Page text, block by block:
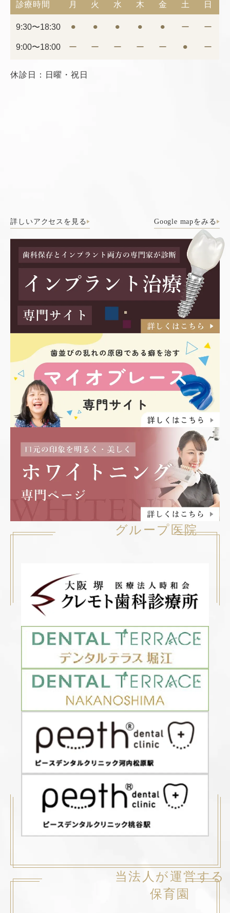
診療時間 月 火 水 木 金 土 日
9:30〜18:30 ⚫︎ ⚫︎ ⚫︎ ⚫︎ ⚫︎ ー ー
9:00〜18:00 ー ー ー ー ー ⚫︎ ー
休診日：日曜・祝日
詳しいアクセスを見る Google mapをみる
グループ医院
当法人が運営する
保育園